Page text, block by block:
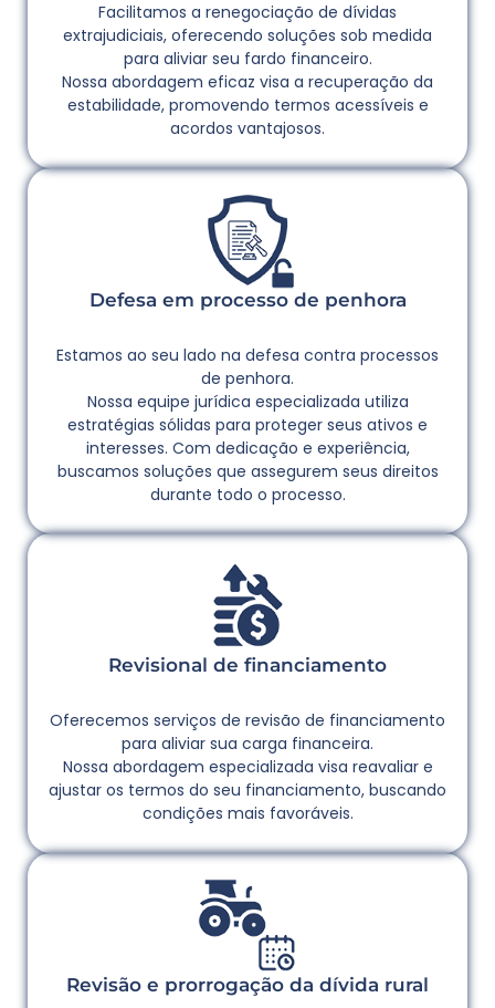
Facilitamos a renegociação de dívidas
extrajudiciais, oferecendo soluções sob medida
para aliviar seu fardo financeiro.
Nossa abordagem eficaz visa a recuperação da
estabilidade, promovendo termos acessíveis e
acordos vantajosos.
Defesa em processo de penhora
Estamos ao seu lado na defesa contra processos
de penhora.
Nossa equipe jurídica especializada utiliza
estratégias sólidas para proteger seus ativos e
interesses. Com dedicação e experiência,
buscamos soluções que assegurem seus direitos
durante todo o processo.
Revisional de financiamento
Oferecemos serviços de revisão de financiamento
para aliviar sua carga financeira.
Nossa abordagem especializada visa reavaliar e
ajustar os termos do seu financiamento, buscando
condições mais favoráveis.
Revisão e prorrogação da dívida rural